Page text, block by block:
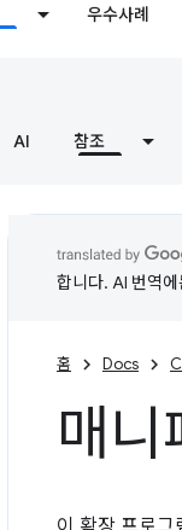
우수사례
AI 참조
합니다. AI 번역
홈 Docs
매니